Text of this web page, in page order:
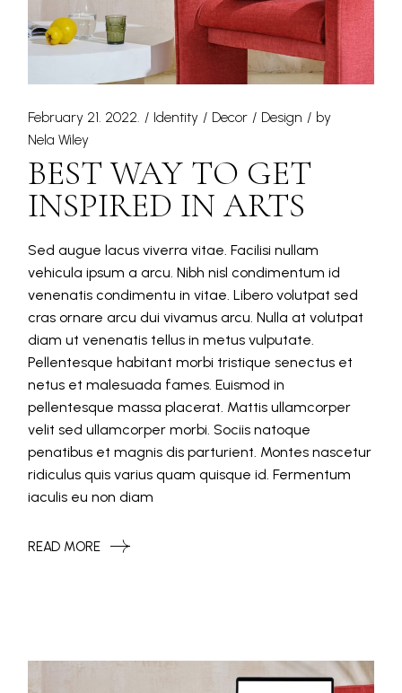
February 21. 2022. Identity Decor Design
by
Nela Wiley
BEST WAY TO GET
INSPIRED IN ARTS
Sed augue lacus viverra vitae. Facilisi nullam
vehicula ipsum a arcu. Nibh nisl condimentum id
venenatis condimentu in vitae. Libero volutpat sed
cras ornare arcu dui vivamus arcu. Nulla at volutpat
diam ut venenatis tellus in metus vulputate.
Pellentesque habitant morbi tristique senectus et
netus et malesuada fames. Euismod in
pellentesque massa placerat. Mattis ullamcorper
velit sed ullamcorper morbi. Sociis natoque
penatibus et magnis dis parturient. Montes nascetur
ridiculus quis varius quam quisque id. Fermentum
iaculis eu non diam
READ MORE